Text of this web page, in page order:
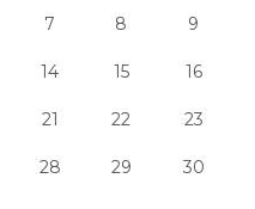
7 8 9
14 15 16
21 22 23
28 29 30